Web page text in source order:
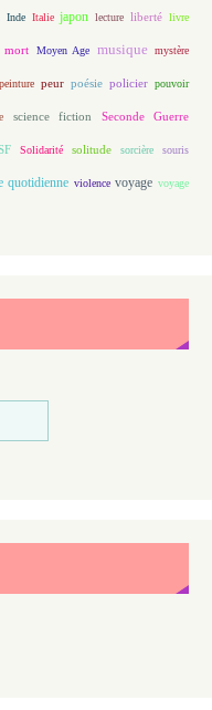
Inde Italie japon lecture liberté livre
mort Moyen Age musique mystère
peinture peur poésie policier pouvoir
science fiction Seconde Guerre
Solidarité solitude sorcière souris
quotidienne violence voyage voyage